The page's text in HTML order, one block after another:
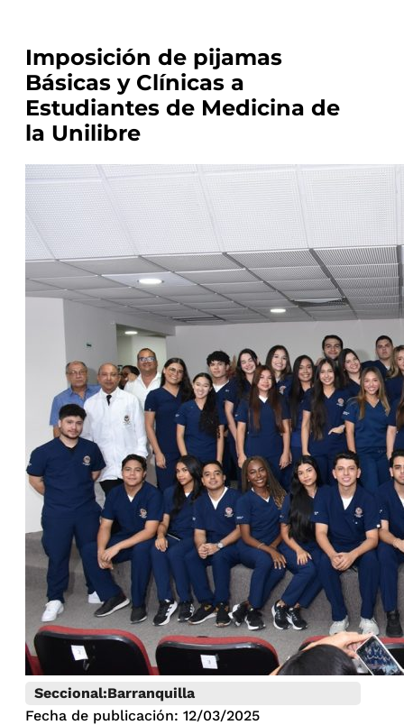
Imposición de pijamas
Básicas y Clínicas a
Estudiantes de Medicina de
la Unilibre
Seccional:Barranquilla
Fecha de publicación: 12/03/2025